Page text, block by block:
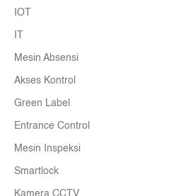
IOT
Mesin Absensi
Akses Kontrol
Green Label
Entrance Control
Mesin Inspeksi
Smartlock